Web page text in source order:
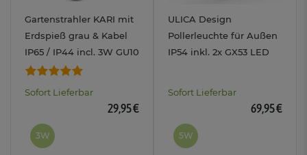
Gartenstrahler KARI mit
Erdspieß grau & Kabel
IP65 / IP44 incl. 3W GU10
LED drei einstellbaren
Sofort Lieferbar
29,95 €
3W
ULICA Design
Pollerleuchte für Außen
IP54 inkl. 2x GX53 LED
Sofort Lieferbar
69,95 €
5W